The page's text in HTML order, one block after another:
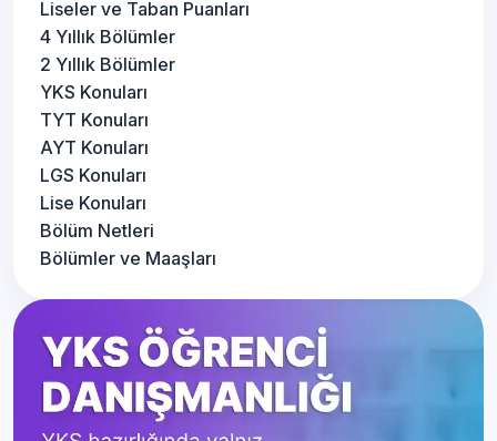
Liseler ve Taban Puanları
4 Yıllık Bölümler
2 Yıllık Bölümler
YKS Konuları
TYT Konuları
AYT Konuları
LGS Konuları
Lise Konuları
Bölüm Netleri
Bölümler ve Maaşları